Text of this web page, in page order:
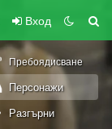
Вход
Пребоядисване
Персонажи
Разгърни